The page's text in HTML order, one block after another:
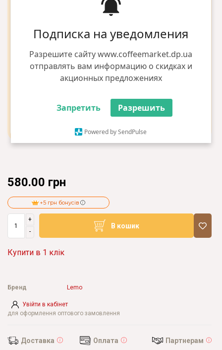
Подписка на уведомления
Разрешите сайту www.coffeemarket.dp.ua
отправлять вам информацию о скидках и
акционных предложениях
Запретить Разрешить
Powered by SendPulse
580.00 грн
+5 грн бонусів
+
-
В кошик
Купити в 1 клік
Увійти в кабінет
для оформлення оптового замовлення
Бренд Lemo
Доставка Оплата Партнерам